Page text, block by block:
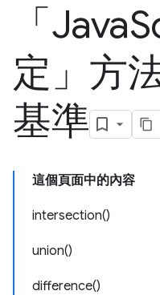
「Java
定」方
基準
這個頁面中的內容
intersection()
union()
difference()